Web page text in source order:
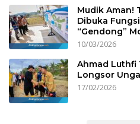
Mudik Aman!
Dibuka
“Gendong”
10/03/2026
Ahmad Luthfi
Longsor
17/02/2026